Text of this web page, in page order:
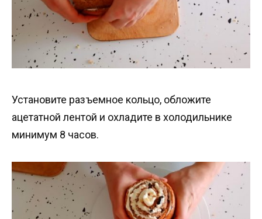
Установите разъемное кольцо, обложите
ацетатной лентой и охладите в холодильнике
минимум 8 часов.